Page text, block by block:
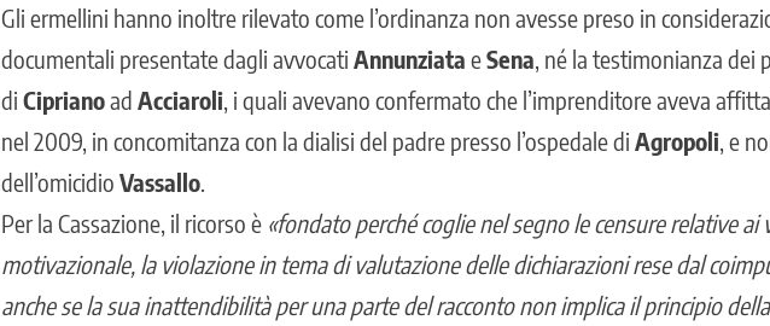
Gli ermellini hanno inoltre rilevato come l’ordinanza non avesse preso in
documentali presentate dagli avvocati Annunziata eSena , né la testimonianza dei
di Ciprianoad Acciaroli , i quali avevano confermato che l’imprenditore aveva
nel 2009, in concomitanza con la dialisi del padre presso l’ospedale di Agropoli , e
dell’omicidio Vassallo
Per la Cassazione, il ricorso è «fondato perché coglie nel segno le censure relative ai
motivazionale, la violazione in tema di valutazione delle dichiarazioni rese dal
anche se la sua inattendibilità per una parte del racconto non implica il principio